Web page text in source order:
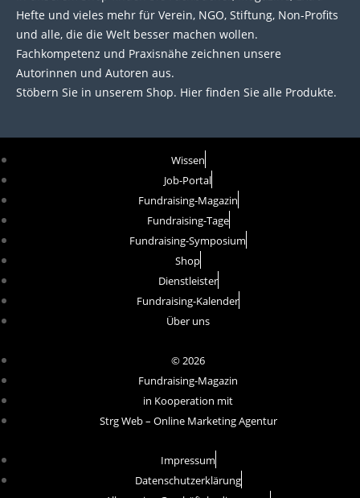
Hefte und vieles mehr für Verein, NGO, Stiftung, Non-Profits
und alle, die die Welt besser machen wollen.
Fachkompetenz und Praxisnähe zeichnen unsere
Autorinnen und Autoren aus.
Stöbern Sie in unserem Shop. Hier finden Sie alle Produkte.
Wissen
Job-Portal
Fundraising-Magazin
Fundraising-Tage
Fundraising-Symposium
Shop
Dienstleister
Fundraising-Kalender
Über uns
© 2026
Fundraising-Magazin
in Kooperation mit
Strg Web – Online Marketing Agentur
Impressum
Datenschutzerklärung